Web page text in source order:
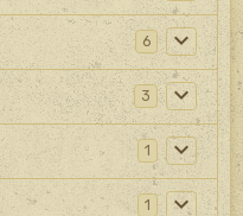
6
3
1
1